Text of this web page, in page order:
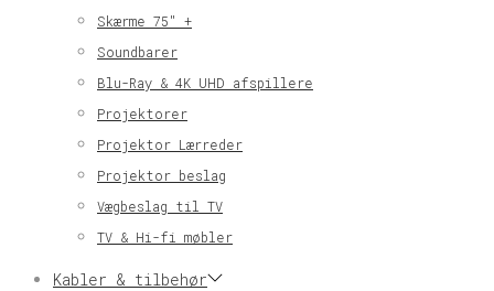
Skærme 75″ +
Soundbarer
Blu-Ray & 4K UHD afspillere
Projektorer
Projektor Lærreder
Projektor beslag
Vægbeslag til TV
TV & Hi-fi møbler
Kabler & tilbehør